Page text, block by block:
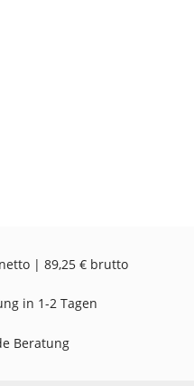
| 89,25 € brutto
in 1-2 Tagen
Beratung